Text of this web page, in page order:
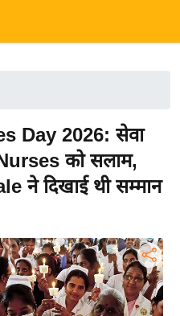
Day 2026: सेवा
को सलाम,
ने दिखाई थी सम्मान